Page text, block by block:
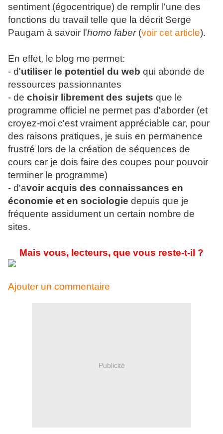
sentiment (égocentrique) de remplir l'une des
fonctions du travail telle que la décrit Serge
Paugam à savoir l'homo faber(voir cet article).
En effet, le blog me permet:
- d'utiliser le potentiel du web qui abonde de
ressources passionnantes
- de choisir librement des sujets que le
programme officiel ne permet pas d'aborder (et
croyez-moi c'est vraiment appréciable car, pour
des raisons pratiques, je suis en permanence
frustré lors de la création de séquences de
cours car je dois faire des coupes pour pouvoir
terminer le programme)
- d'avoir acquis des connaissances en
économie et en sociologie depuis que je
fréquente assidument un certain nombre de
sites.
Mais vous, lecteurs, que vous reste-t-il ?
Ajouter un commentaire
Publicité